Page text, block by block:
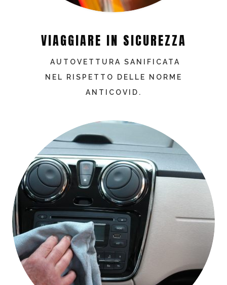
VIAGGIARE IN SICUREZZA
AUTOVETTURA SANIFICATA
NEL RISPETTO DELLE NORME
ANTICOVID.